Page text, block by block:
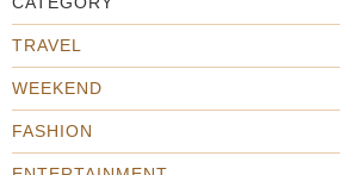
TRAVEL
WEEKEND
FASHION